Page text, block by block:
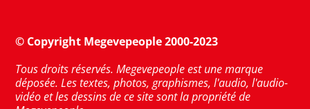
© Copyright Megevepeople 2000-2023
Tous droits réservés. Megevepeople est une marque
déposée. Les textes, photos, graphismes, l'audio, l'audio-
vidéo et les dessins de ce site sont la propriété de